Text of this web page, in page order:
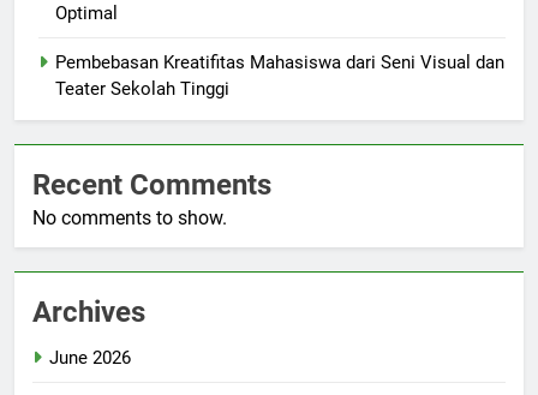
Optimal
Pembebasan Kreatifitas Mahasiswa dari Seni Visual dan
Teater Sekolah Tinggi
Recent Comments
No comments to show.
Archives
June 2026